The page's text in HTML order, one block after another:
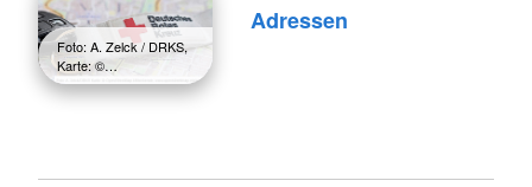
Foto: A. Zelck / DRKS,
Karte: ©…
Adressen